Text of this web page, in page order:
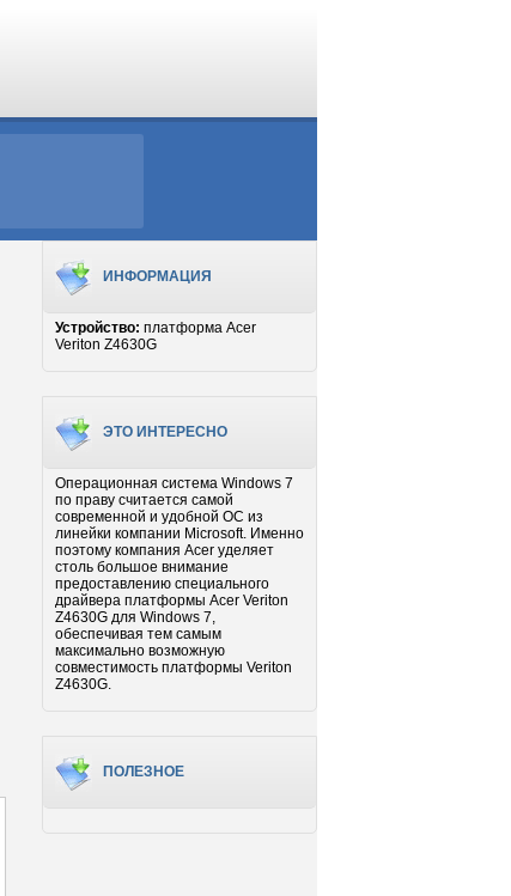
ИНФОРМАЦИЯ
Устройство: платформа Acer
Veriton Z4630G
ЭТО ИНТЕРЕСНО
Операционная система Windows 7
по праву считается самой
современной и удобной ОС из
линейки компании Microsoft. Именно
поэтому компания Acer уделяет
столь большое внимание
предоставлению специального
драйвера платформы Acer Veriton
Z4630G для Windows 7,
обеспечивая тем самым
максимально возможную
совместимость платформы Veriton
Z4630G.
ПОЛЕЗНОЕ